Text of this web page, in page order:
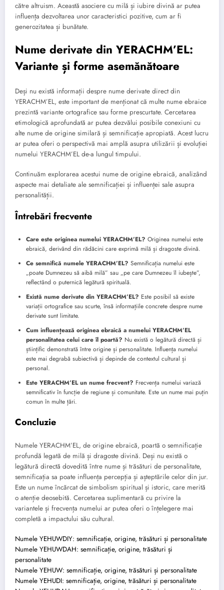
către altruism. Această asociere cu milă și iubire divină ar putea
influența dezvoltarea unor caracteristici pozitive, cum ar fi
generozitatea și bunătate.
Nume derivate din YERACHM’EL:
Variante și forme asemănătoare
Deși nu există informații despre nume derivate direct din
YERACHM’EL, este important de menționat că multe nume ebraice
prezintă variante ortografice sau forme prescurtate. Cercetarea
etimologică aprofundată ar putea dezvălui posibile conexiuni cu
alte nume de origine similară și semnificație apropiată. Acest lucru
ar putea oferi o perspectivă mai amplă asupra utilizării și evoluției
numelui YERACHM’EL de-a lungul timpului.
Continuăm explorarea acestui nume de origine ebraică, analizând
aspecte mai detaliate ale semnificației și influenței sale asupra
personalității.
Întrebări frecvente
Care este originea numelui YERACHM’EL? Originea numelui este
ebraică, derivând din rădăcini care exprimă milă și dragoste divină.
Ce semnifică numele YERACHM’EL? Semnificația numelui este
„poate Dumnezeu să aibă milă” sau „pe care Dumnezeu îl iubește”,
reflectând o puternică legătură spirituală.
Există nume derivate din YERACHM’EL? Este posibil să existe
variații ortografice sau scurte, însă informațiile concrete despre nume
derivate sunt limitate.
Cum influențează originea ebraică a numelui YERACHM’EL
personalitatea celui care îl poartă? Nu există o legătură directă și
științific demonstrată între origine și personalitate. Influența numelui
este mai degrabă subiectivă și depinde de contextul cultural și
personal.
Este YERACHM’EL un nume frecvent? Frecvența numelui variază
semnificativ în funcție de regiune și comunitate. Este un nume mai puțin
comun în multe țări.
Concluzie
Numele YERACHM’EL, de origine ebraică, poartă o semnificație
profundă legată de milă și dragoste divină. Deși nu există o
legătură directă dovedită între nume și trăsături de personalitate,
semnificația sa poate influența percepția și așteptările celor din jur.
Este un nume încărcat de simbolism spiritual și istoric, care merită
o atenție deosebită. Cercetarea suplimentară cu privire la
variantele și frecvența numelui ar putea oferi o înțelegere mai
completă a impactului său cultural.
Numele YEHUWDIY: semnificație, origine, trăsături și personalitate
Numele YEHUWDAH: semnificație, origine, trăsături și
personalitate
Numele YEHUW: semnificație, origine, trăsături și personalitate
Numele YEHUDI: semnificație, origine, trăsături și personalitate